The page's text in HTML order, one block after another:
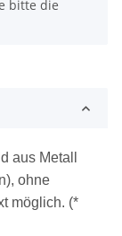
bitte die
aus Metall
ohne
möglich. (*